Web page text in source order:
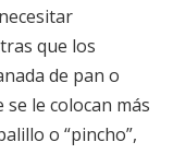
que los
de pan o
le colocan más
o “pincho”,